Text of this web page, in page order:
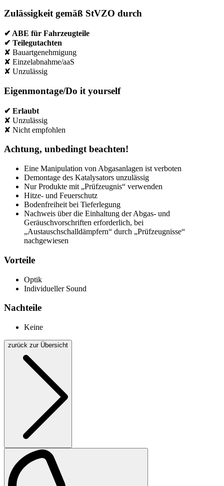
Zulässigkeit gemäß StVZO durch
✔ ABE für Fahrzeugteile
✔ Teilegutachten
✘ Bauartgenehmigung
✘ Einzelabnahme/aaS
✘ Unzulässig
Eigenmontage/Do it yourself
✔ Erlaubt
✘ Unzulässig
✘ Nicht empfohlen
Achtung, unbedingt beachten!
Eine Manipulation von Abgasanlagen ist verboten
Demontage des Katalysators unzulässig
Nur Produkte mit „Prüfzeugnis“ verwenden
Hitze- und Feuerschutz
Bodenfreiheit bei Tieferlegung
Nachweis über die Einhaltung der Abgas- und
Geräuschvorschriften erforderlich, bei
„Austauschschalldämpfern“ durch „Prüfzeugnisse“
nachgewiesen
Vorteile
Optik
Individueller Sound
Nachteile
Keine
zurück zur Übersicht